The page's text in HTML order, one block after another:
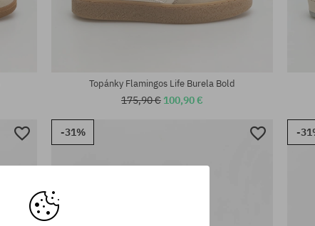
Topánky Flamingos Life Burela Bold
175,90 € 100,90 €
-31% -